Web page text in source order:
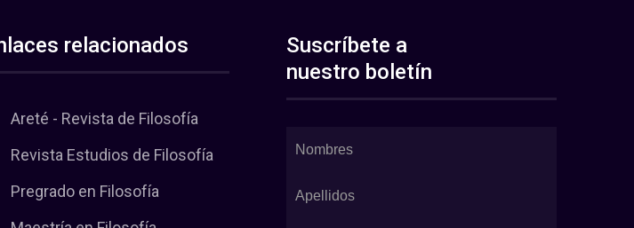
relacionados
Areté - Revista de Filosofía
Revista Estudios de Filosofía
Pregrado en Filosofía
Suscríbete a
nuestro boletín